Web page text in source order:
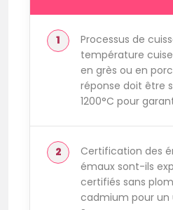
Processus de
température
en grès ou en
réponse doit être
1200°C pour
Certification des
émaux sont-ils
certifiés sans
cadmium pour un